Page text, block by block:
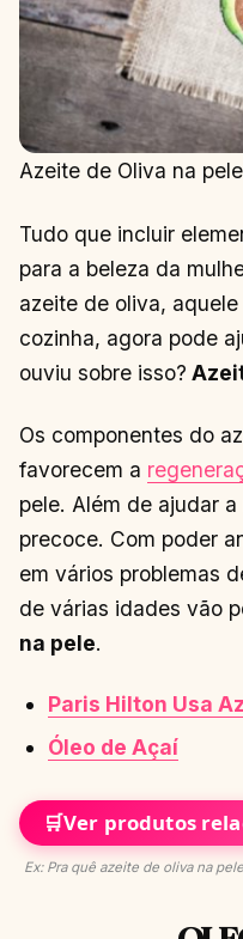
Azeite de Oliva na
Tudo que incluir
para a beleza da
azeite de oliva,
cozinha, agora pode
ouviu sobre isso?
Os componentes do
favorecem a
pele. Além de ajudar
precoce. Com poder
em vários problemas
de várias idades vão
na pele.
Paris Hilton Usa
Óleo de Açaí
🛒Ver produtos
Ex: Pra quê azeite de oliva na pele